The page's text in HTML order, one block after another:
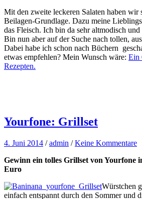
Mit den zweite leckeren Salaten haben wir
Beilagen-Grundlage. Dazu meine
das Fleisch. Ich bin da sehr altmodisch und
Bin nun aber auf der Suche nach tollen,
Dabei habe ich schon nach Büchern
etwas empfehlen? Mein Wunsch wäre: Ein
Rezepten.
Yourfone: Grillset
4. Juni 2014 /admin /Keine Kommentare
Gewinn ein tolles Grillset von Yourfone
Euro
Würstchen
einfach entspannt durch den Sommer und